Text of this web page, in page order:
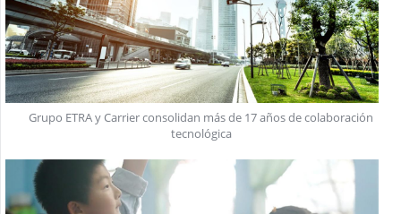
Grupo ETRA y Carrier consolidan más de 17 años de colaboración
tecnológica